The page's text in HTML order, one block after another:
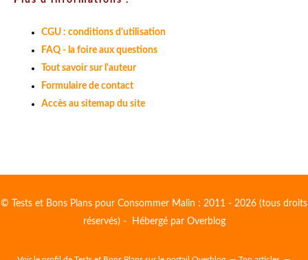
CGU : conditions d'utilisation
FAQ - la foire aux questions
Tout savoir sur l'auteur
Formulaire de contact
Accès au sitemap du site
© Tests et Bons Plans pour Consommer Malin : 2011 - 2026 (tous droits
réservés) - Hébergé par Overblog